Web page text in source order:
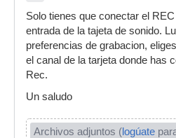
Solo tienes que conectar el
entrada de la tajeta de sonido.
preferencias de grabacion,
el canal de la tarjeta donde has
Rec.
Un saludo
Archivos adjuntos (logúate